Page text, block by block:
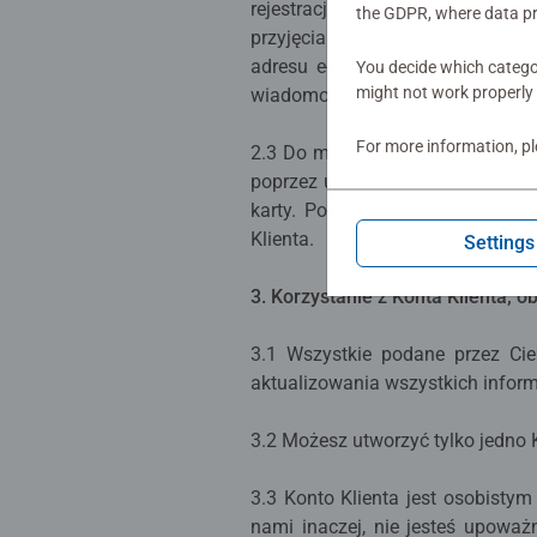
rejestracji”) na adres e-mail
przyjęcia przez nas oferty.
adresu e-mail jest
wiadomość e-mail z
2.3 Do momentu kliknięcia
poprzez usunięcie, dodanie lub
karty. Po zakończeniu procesu
Klienta.
3. Korzystanie z Konta Klienta;
3.1 Wszystkie podane przez
aktualizowania wszystkich
3.2 Możesz utworzyć tylko jedno
3.3 Konto Klienta jest
nami inaczej, nie jesteś
the GDPR, where data
You decide which
might not work
For more information,
Settings